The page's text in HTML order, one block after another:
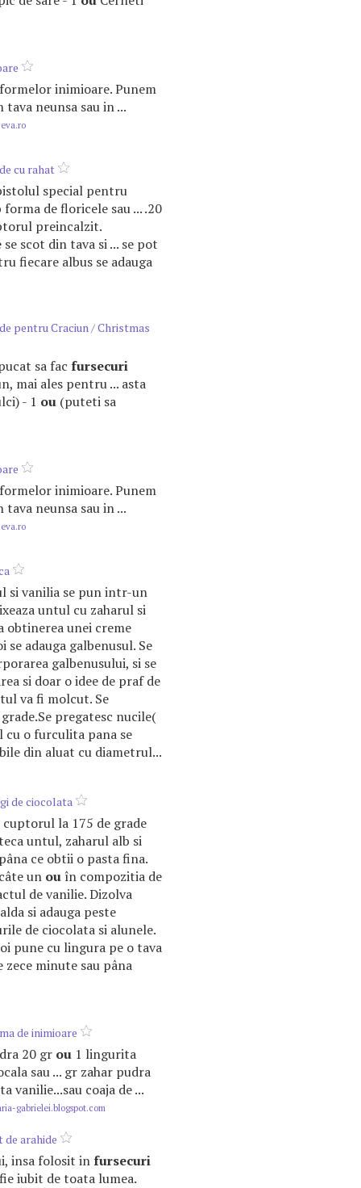
inimioare. Punem
tava neunsa sau in ...
cu rahat
special pentru
forma de floricele sau ... .20
preincalzit.
se scot din tava si ... se pot
fiecare albus se adauga
pentru Craciun / Christmas
sa fac fursecuri
mai ales pentru ... asta
- 1 ou (puteti sa
inimioare. Punem
tava neunsa sau in ...
si vanilia se pun intr-un
untul cu zaharul si
obtinerea unei creme
se adauga galbenusul. Se
galbenusului, si se
si doar o idee de praf de
va fi molcut. Se
pregatesc nucile(
cu o furculita pana se
din aluat cu diametrul...
de ciocolata
la 175 de grade
untul, zaharul alb si
ce obtii o pasta fina.
un ou în compozitia de
de vanilie. Dizolva
si adauga peste
de ciocolata si alunele.
pune cu lingura pe o tava
zece minute sau pâna
de inimioare
20 gr ou 1 lingurita
sau ... gr zahar pudra
vanilie...sau coaja de ...
gabrielei.blogspot.com
de arahide
insa folosit infursecuri
iubit de toata lumea.